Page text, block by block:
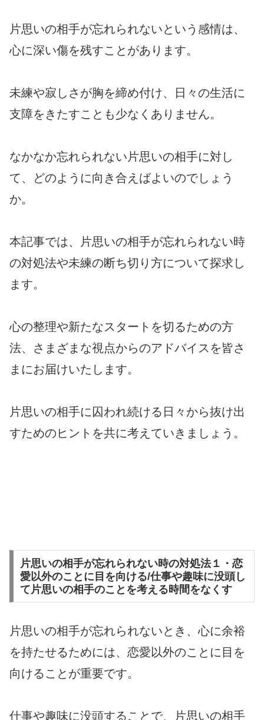
片思いの相手が忘れられないという感情は、
心に深い傷を残すことがあります。
未練や寂しさが胸を締め付け、日々の生活に
支障をきたすことも少なくありません。
なかなか忘れられない片思いの相手に対し
て、どのように向き合えばよいのでしょう
か。
本記事では、片思いの相手が忘れられない時
の対処法や未練の断ち切り方について探求し
ます。
心の整理や新たなスタートを切るための方
法、さまざまな視点からのアドバイスを皆さ
まにお届けいたします。
片思いの相手に囚われ続ける日々から抜け出
すためのヒントを共に考えていきましょう。
片思いの相手が忘れられない時の対処法１・恋
愛以外のことに目を向ける/仕事や趣味に没頭し
て片思いの相手のことを考える時間をなくす
片思いの相手が忘れられないとき、心に余裕
を持たせるためには、恋愛以外のことに目を
向けることが重要です。
仕事や趣味に没頭することで、片思いの相手